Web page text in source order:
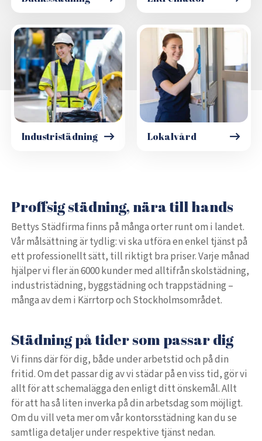
Industristädning Lokalvård
Proffsig städning, nära till hands
Bettys Städfirma finns på många orter runt om i landet.
Vår målsättning är tydlig: vi ska utföra en enkel tjänst på
ett professionellt sätt, till riktigt bra priser. Varje månad
hjälper vi fler än 6000 kunder med alltifrån skolstädning,
industristädning, byggstädning och trappstädning –
många av dem i Kärrtorp och Stockholmsområdet.
Städning på tider som passar dig
Vi finns där för dig, både under arbetstid och på din
fritid. Om det passar dig av vi städar på en viss tid, gör vi
allt för att schemalägga den enligt ditt önskemål. Allt
för att ha så liten inverka på din arbetsdag som möjligt.
Om du vill veta mer om vår kontorsstädning kan du se
samtliga detaljer under respektive tjänst nedan.